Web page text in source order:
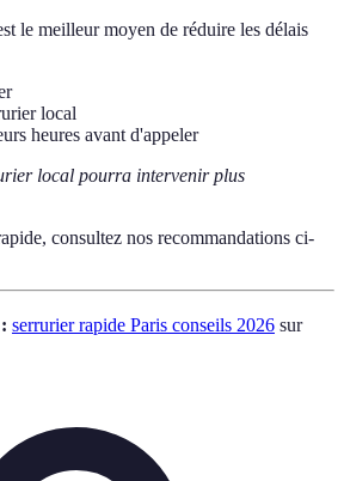
le meilleur moyen de réduire les délais
local
heures avant d'appeler
local pourra intervenir plus
consultez nos recommandations ci-
serrurier rapide Paris conseils 2026 sur